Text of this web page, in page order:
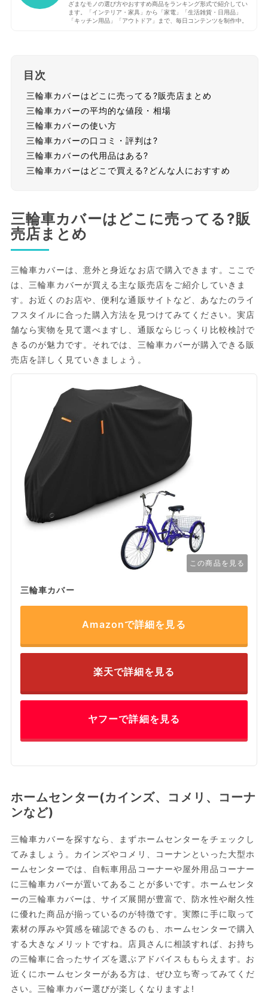
ざまなモノの選び方やおすすめ商品をランキング形式で紹介してい
ます。「インテリア・家具」から「家電」「生活雑貨・日用品」
「キッチン用品」「アウトドア」まで、毎日コンテンツを制作中。
目次
三輪車カバーはどこに売ってる?販売店まとめ
三輪車カバーの平均的な値段・相場
三輪車カバーの使い方
三輪車カバーの口コミ・評判は?
三輪車カバーの代用品はある?
三輪車カバーはどこで買える?どんな人におすすめ
三輪車カバーはどこに売ってる?販
売店まとめ
三輪車カバーは、意外と身近なお店で購入できます。ここで
は、三輪車カバーが買える主な販売店をご紹介していきま
す。お近くのお店や、便利な通販サイトなど、あなたのライ
フスタイルに合った購入方法を見つけてみてください。実店
舗なら実物を見て選べますし、通販ならじっくり比較検討で
きるのが魅力です。それでは、三輪車カバーが購入できる販
売店を詳しく見ていきましょう。
この商品を見る
三輪車カバー
Amazonで詳細を見る
楽天で詳細を見る
ヤフーで詳細を見る
ホームセンター(カインズ、コメリ、コーナ
ンなど)
三輪車カバーを探すなら、まずホームセンターをチェックし
てみましょう。カインズやコメリ、コーナンといった大型ホ
ームセンターでは、自転車用品コーナーや屋外用品コーナー
に三輪車カバーが置いてあることが多いです。ホームセンタ
ーの三輪車カバーは、サイズ展開が豊富で、防水性や耐久性
に優れた商品が揃っているのが特徴です。実際に手に取って
素材の厚みや質感を確認できるのも、ホームセンターで購入
する大きなメリットですね。店員さんに相談すれば、お持ち
の三輪車に合ったサイズを選ぶアドバイスももらえます。お
近くにホームセンターがある方は、ぜひ立ち寄ってみてくだ
さい。三輪車カバー選びが楽しくなりますよ!